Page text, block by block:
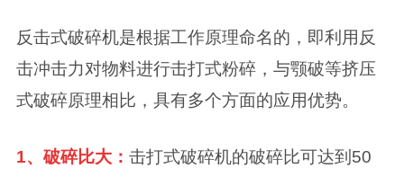
反击式破碎机是根据工作原理命名的，即利用反
击冲击力对物料进行击打式粉碎，与颚破等挤压
式破碎原理相比，具有多个方面的应用优势。
1、破碎比大： 击打式破碎机的破碎比可达到50